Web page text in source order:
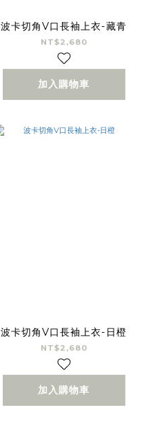
波卡切角V口長袖上衣-藏青
NT$2,680
加入購物車
波卡切角V口長袖上衣-日橙
NT$2,680
加入購物車